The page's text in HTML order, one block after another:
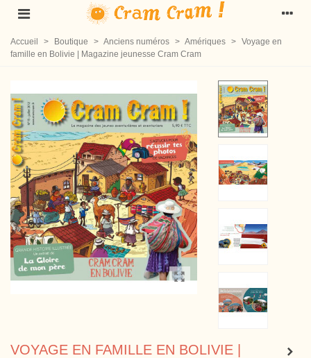
Accueil > Boutique > Anciens numéros > Amériques > Voyage en
famille en Bolivie | Magazine jeunesse Cram Cram
VOYAGE EN FAMILLE EN BOLIVIE |